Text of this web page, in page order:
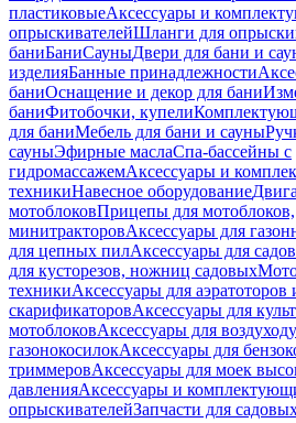
пластиковыеАксессуары и
опрыскивателейШланги для
баниБаниСауныДвери для бани и
изделияБанные принадлежности
баниОснащение и декор для бани
баниФитобочки, купели
для баниМебель для бани и сауны
сауныЭфирные маслаСпа-бассейны с
гидромассажемАксессуары и
техникиНавесное оборудование
мотоблоковПрицепы для мотоблоков,
минитракторовАксессуары для
для цепных пилАксессуары для
для кусторезов, ножниц садовых
техникиАксессуары для аэратоторов
скарификаторовАксессуары для
мотоблоковАксессуары для
газонокосилокАксессуары для
триммеровАксессуары для моек
давленияАксессуары и
опрыскивателейЗапчасти для